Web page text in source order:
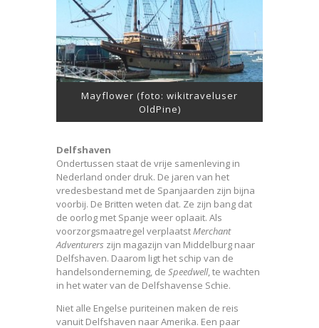
Mayflower (foto: wikitraveluser
OldPine)
Delfshaven
Ondertussen staat de vrije samenleving in
Nederland onder druk. De jaren van het
vredesbestand met de Spanjaarden zijn bijna
voorbij. De Britten weten dat. Ze zijn bang dat
de oorlog met Spanje weer oplaait. Als
voorzorgsmaatregel verplaatstMerchant
Adventurers zijn magazijn van Middelburg naar
Delfshaven. Daarom ligt het schip van de
handelsonderneming, de Speedwell, te wachten
in het water van de Delfshavense Schie.
Niet alle Engelse puriteinen maken de reis
vanuit Delfshaven naar Amerika. Een paar